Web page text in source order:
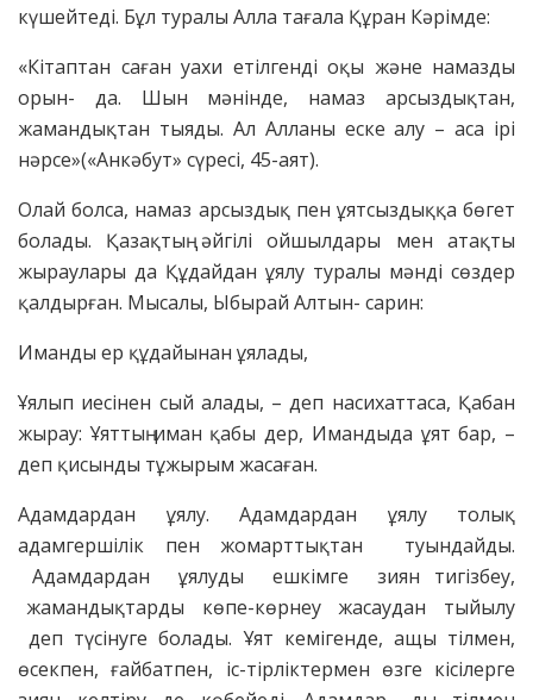
күшейтеді. Бұл туралы Алла тағала Құран Кәрімде:
«Кітаптан саған уахи етілгенді оқы және намазды
орын- да. Шын мәнінде, намаз арсыздықтан,
жамандықтан тыяды. Ал Алланы еске алу – аса ірі
нәрсе»(«Анкәбут» сүресі, 45-аят).
Олай болса, намаз арсыздық пен ұятсыздыққа бөгет
болады. Қазақтың әйгілі ойшылдары мен атақты
жыраулары да Құдайдан ұялу туралы мәнді сөздер
қалдырған. Мысалы, Ыбырай Алтын- сарин:
Иманды ер құдайынан ұялады,
Ұялып иесінен сый алады, – деп насихаттаса, Қабан
жырау: Ұяттың иман қабы дер, Имандыда ұят бар, –
деп қисынды тұжырым жасаған.
Адамдардан ұялу. Адамдардан ұялу толық
адамгершілік пен жомарттықтан туындайды.
Адамдардан ұялуды ешкімге зиян тигізбеу,
жамандықтарды көпе-көрнеу жасаудан тыйылу
деп түсінуге болады. Ұят кемігенде, ащы тілмен,
өсекпен, ғайбатпен, іс-тірліктермен өзге кісілерге